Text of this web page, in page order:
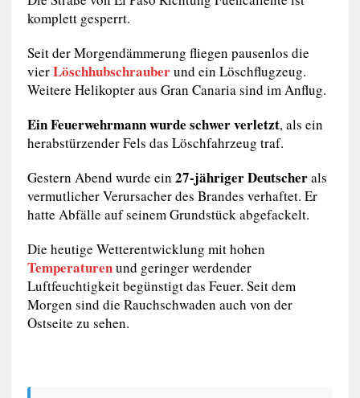
komplett gesperrt.
Seit der Morgendämmerung fliegen pausenlos die
vierLöschhubschrauberund ein Löschflugzeug.
Weitere Helikopter aus Gran Canaria sind im Anflug.
Ein Feuerwehrmann wurde schwer verletzt, als ein
herabstürzender Fels das Löschfahrzeug traf.
Gestern Abend wurde ein 27-jähriger Deutscherals
vermutlicher Verursacher des Brandes verhaftet. Er
hatte Abfälle auf seinem Grundstück abgefackelt.
Die heutige Wetterentwicklung mit hohen
Temperaturenund geringer werdender
Luftfeuchtigkeit begünstigt das Feuer. Seit dem
Morgen sind die Rauchschwaden auch von der
Ostseite zu sehen.